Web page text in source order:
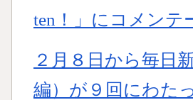
ten！」にコメンテ
２月８日から毎日
編）が９回にわた